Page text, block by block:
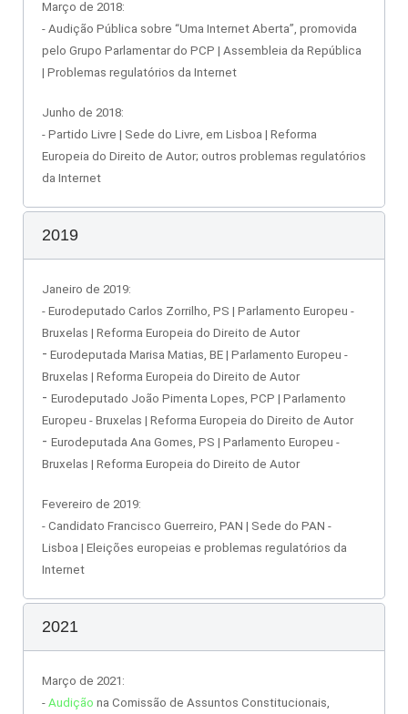
Março de 2018:
- Audição Pública sobre “Uma Internet Aberta”, promovida
pelo Grupo Parlamentar do PCP | Assembleia da República
| Problemas regulatórios da Internet
Junho de 2018:
- Partido Livre | Sede do Livre, em Lisboa | Reforma
Europeia do Direito de Autor; outros problemas regulatórios
da Internet
2019
Janeiro de 2019:
- Eurodeputado Carlos Zorrilho, PS | Parlamento Europeu -
Bruxelas | Reforma Europeia do Direito de Autor
- Eurodeputada Marisa Matias, BE | Parlamento Europeu -
Bruxelas | Reforma Europeia do Direito de Autor
- Eurodeputado João Pimenta Lopes, PCP | Parlamento
Europeu - Bruxelas | Reforma Europeia do Direito de Autor
- Eurodeputada Ana Gomes, PS | Parlamento Europeu -
Bruxelas | Reforma Europeia do Direito de Autor
Fevereiro de 2019:
- Candidato Francisco Guerreiro, PAN | Sede do PAN -
Lisboa | Eleições europeias e problemas regulatórios da
Internet
2021
Março de 2021:
- Audição na Comissão de Assuntos Constitucionais,